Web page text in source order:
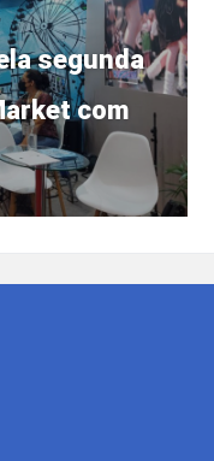
segunda
com